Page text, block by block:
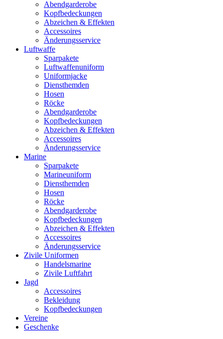
Abendgarderobe
Kopfbedeckungen
Abzeichen & Effekten
Accessoires
Änderungsservice
Luftwaffe
Sparpakete
Luftwaffenuniform
Uniformjacke
Diensthemden
Hosen
Röcke
Abendgarderobe
Kopfbedeckungen
Abzeichen & Effekten
Accessoires
Änderungsservice
Marine
Sparpakete
Marineuniform
Diensthemden
Hosen
Röcke
Abendgarderobe
Kopfbedeckungen
Abzeichen & Effekten
Accessoires
Änderungsservice
Zivile Uniformen
Handelsmarine
Zivile Luftfahrt
Jagd
Accessoires
Bekleidung
Kopfbedeckungen
Vereine
Geschenke